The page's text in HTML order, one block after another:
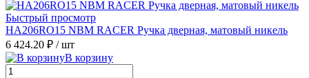
Быстрый просмотр
HA206RO15 NBM RACER Ручка дверная, матовый никель
6 424.20 ₽ / шт
В корзину